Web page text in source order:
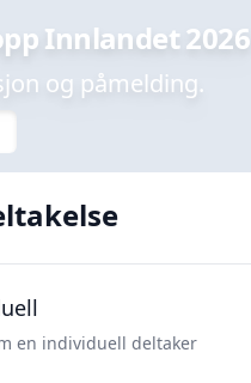
Innlandet 2026
og påmelding.
en individuell deltaker